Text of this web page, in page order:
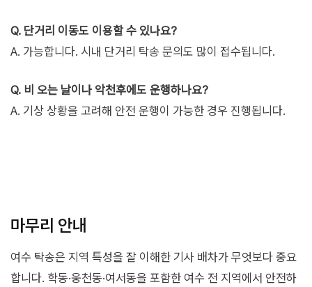
Q. 단거리 이동도 이용할 수 있나요?
A. 가능합니다. 시내 단거리 탁송 문의도 많이 접수됩니다.
Q. 비 오는 날이나 악천후에도 운행하나요?
A. 기상 상황을 고려해 안전 운행이 가능한 경우 진행됩니다.
마무리 안내
여수 탁송은 지역 특성을 잘 이해한 기사 배차가 무엇보다 중요
합니다. 학동·웅천동·여서동을 포함한 여수 전 지역에서 안전하